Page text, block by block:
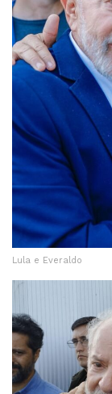
Lula e Everaldo